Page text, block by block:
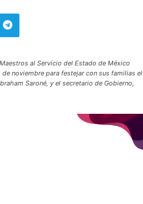
al Servicio del Estado de México
noviembre para festejar con sus familias el
Saroné, y el secretario de Gobierno,